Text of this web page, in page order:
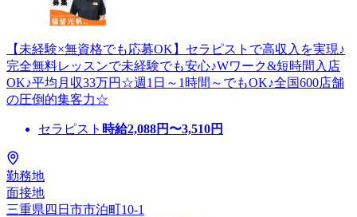
【未経験×無資格でも応募OK】セラピストで高収入を実現♪
完全無料レッスンで未経験でも安心♪Wワーク&短時間入店
OK♪平均月収33万円☆週1日～1時間～でもOK♪全国600店舗
の圧倒的集客力☆
セラピスト 時給2,088円〜3,510円
勤務地
面接地
三重県四日市市泊町10-1